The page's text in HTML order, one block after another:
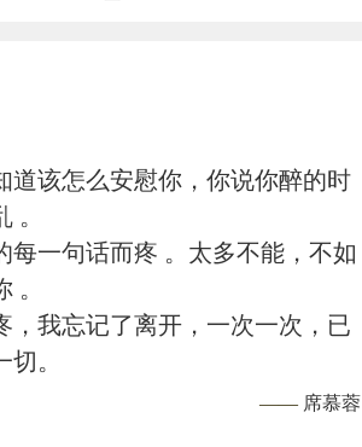
道该怎么安慰你，你说你醉的时
。
一句话而疼 。太多不能，不如
。
，我忘记了离开，一次一次，已
。
—— 席慕蓉